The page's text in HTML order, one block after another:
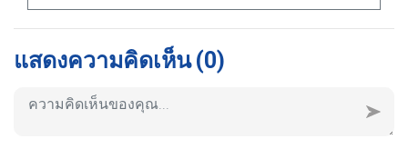
แสดงความคิดเห็น (0)